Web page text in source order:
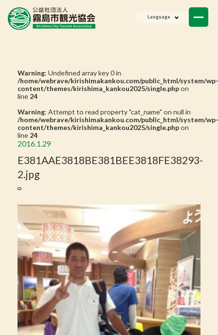
Language
Warning: Undefined array key 0 in
/home/webrave/kirishimakankou.com/public_html/system/wp-
content/themes/kirishima_kankou2025/single.phpon
line 24
Warning: Attempt to read property "cat_name" on null in
/home/webrave/kirishimakankou.com/public_html/system/wp-
content/themes/kirishima_kankou2025/single.phpon
line 24
2016.1.29
E381AAE3818BE381BEE3818FE38293-
2.jpg